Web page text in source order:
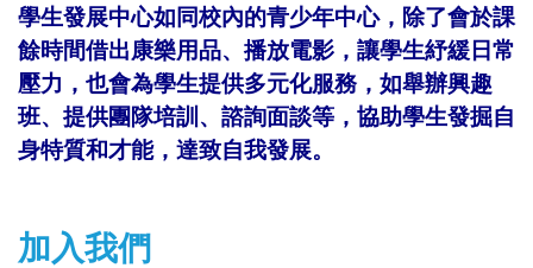
學生發展中心如同校內的青少年中心，除了會於課
餘時間借出康樂用品、播放電影，讓學生紓緩日常
壓力，也會為學生提供多元化服務，如舉辦興趣
班、提供團隊培訓、諮詢面談等，協助學生發掘自
身特質和才能，達致自我發展。
加入我們